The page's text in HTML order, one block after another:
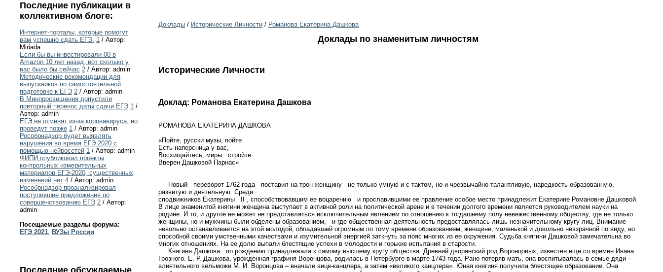
Последние публикации в
коллективном блоге:
Интернет-порталы, которые помогут
вам успешно сдать ЕГЭ. 1 / Автор:
Miriada
Если бы вы инвестировали 00 в
Amazon 10 лет назад, вот сколько у
вас было бы сейчас 2 / Автор: admin
Методические рекомендации для
выпускников по самостоятельной
подготовке к ЕГЭ 2 / Автор: admin
В Минпросвещения допустили
повторный перенос даты сдачи ЕГЭ 1 /
Автор: admin
ЕГЭ не отменят из-за коронавируса, но
проведут позже 1 / Автор: admin
Рособрнадзор будет выявлять
нарушения во время ЕГЭ 2020 с
помощью нейросетей 1 / Автор: admin
ФИПИ опубликовал проекты
контрольных измерительных
материалов ЕГЭ-2020, существенных
изменений нет 4 / Автор: admin
Рособрнадзор проанализировал
поступившие предложения по
совершенствованию ЕГЭ 2 / Автор:
admin
Посещаемые разделы форума:
ЕГЭ 2021, ВУЗы России
Доклады / Исторические Личности / Романова Екатерина Дашкова
Доклады по знаменитым личностям
Исторические Личности
Доклад: Романова Екатерина Дашкова
РОМАНОВА ЕКАТЕРИНА ДАШКОВА
«Пойте, русски музы, пойте
Есть наперсница у вас,
Восхищайтесь, миры стройте:
Вверен Дашковой Парнас»
Новый переворот 1762 года поставил на трон женщину не только умную и с тактом, но и чрезвычайно талантливую, наредкость образованную,
развитую и деятельную. Среди
сподвижников Екатерины II , способствовавшим ее воцарению и прославившими ее правление особое место принадлежит Екатерине Романовне Дашковой.
В лице знаменитой княгини женщина выступает в активной роли на политической арене и в течении долгого времени является руководителем науки на
родине. И то, и другое не может не представляться исключительным явлением по отношению к тогдашнему полу невежественному обществу, где не только
женщины, но и мужчины были обделены образованием, и где общественная деятельность предоставлялась лишь незначительному кругу лиц. Внимание
невольно останавливается на этой молодой, обладавшей огромным по тому времени образованием, женщине, маленькой и довольно невзрачной по виду, но
способной своими умственными качествами и изумительной энергией заткнуть за пояс многих из ее окружения. Судьба княгини Дашковой замечательна во
многих отношениях. На ее долю выпали блестящие успехи в молодости и горькие испытания в старости.
Княгиня Дашкова по рождению принадлежала к самому высшему кругу общества. Древний дворянский род Воронцовых, известен еще со времен Ивана
Грозного. Е. Р. Дашкова, урожденная графиня Воронцова, родилась в Петербурге в марте 1743 года. Рано потеряв мать, она воспитывалась в семье дяди –
влиятельного вельможи М. И. Воронцова – вначале вице-канцлера, а затем «великого канцлера». Юная княгиня получила блестящее образование. Она